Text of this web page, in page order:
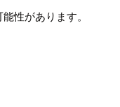
性があります。